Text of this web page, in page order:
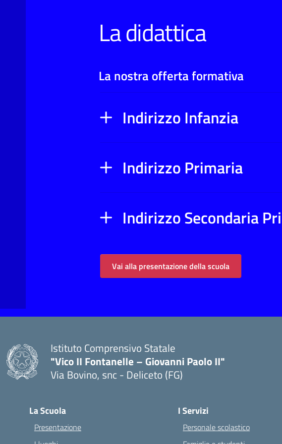
La didattica
La nostra offerta formativa
Indirizzo Infanzia
Indirizzo Primaria
Indirizzo Secondaria
Vai alla presentazione della scuola
Istituto Comprensivo Statale
"Vico II Fontanelle – Giovanni Paolo II"
Via Bovino, snc - Deliceto (FG)
La Scuola
Presentazione
I Servizi
Personale scolastico